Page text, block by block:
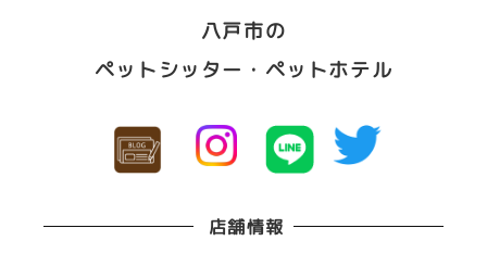
八戸市の
ペットシッター・ペットホテル
店舗情報